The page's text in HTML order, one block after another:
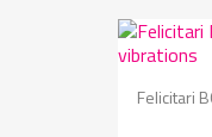
Felicitari